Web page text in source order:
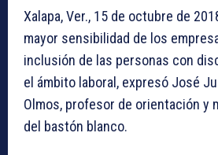
Xalapa, Ver., 15 de octubre de
mayor sensibilidad de los
inclusión de las personas con
el ámbito laboral, expresó José
Olmos, profesor de orientación y
del bastón blanco.